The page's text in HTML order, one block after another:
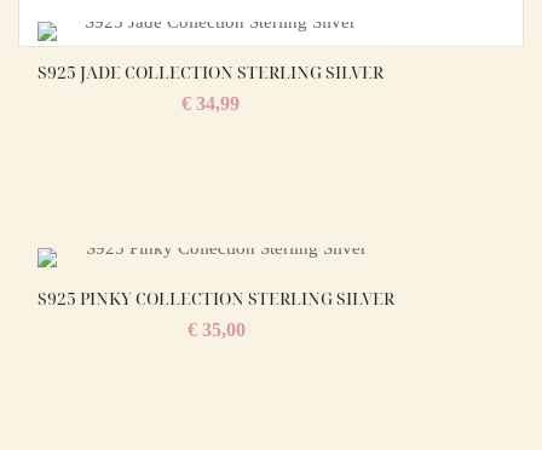
S925 JADE COLLECTION STERLING SILVER
€ 34,99
S925 PINKY COLLECTION STERLING SILVER
€35,00